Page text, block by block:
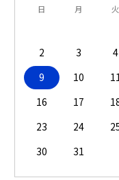
日 月 火
2
3 4
9
10
16
17
23
24
30
31